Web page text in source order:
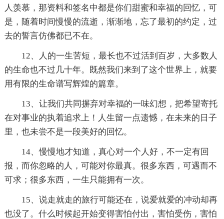
人羡慕，那资料和签名中都是你们甜蜜和幸福的回忆，可
是，随着时间慢慢的流逝，渐渐地，忘了最初的约定，过
去的誓言仿佛都已不在。
12、人的一生苦短，最长也不过活到百岁，大多数人
的生命也不过几十年。既然我们来到了这个世界上，就要
用有限的生命谱写辉煌的篇章。
13、让我们共同摒弃对幸福的一味幻想，把希望寄托
在对事业的执着追求上！人生留一点遗憾，在未来的日子
里，也未尝不是一段美好的回忆。
14、慢慢地才知道，真心对一个人好，不一定有回
报，而你忽略的人，可能对你最真。很多东西，可遇而不
可求；很多东西，一生只能拥有一次。
15、说走就走的旅行可能还在，说爱就爱的冲动却再
也没了。什么时候起开始变得害怕付出，害怕受伤，害怕